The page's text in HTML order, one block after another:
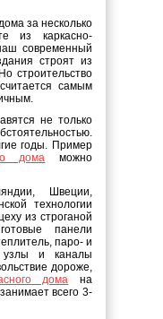
за несколько
из каркасно-
современный
строят из
строительство
самым
не только
годы. Пример
дома можно
Швеции,
технологии
из строганой
панели
паро- и
узлы и каналы
дороже,
дома на
всего 3-